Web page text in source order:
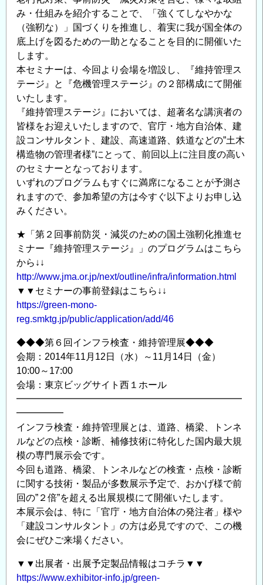
資
材
展
出
展
募
集
の
ご
案
内】
の
み・仕組みを紹介することで、「強くてしなやかな
（強靭な）」国づくりを推進し、着実に我が国全体の
底上げを図るための一助となることを目的に開催いた
します。
本セミナーは、今回より会場を増設し、『維持管理ス
テージ』と『危機管理ステージ』の２部構成にて開催
いたします。
『維持管理ステージ』においては、超著名な講演者の
皆様をお迎えいたしますので、官庁・地方自治体、建
設コンサルタント、建設、高速道路、鉄道などの”土木
構造物の管理者様”にとって、前回以上に注目度の高い
のセミナーとなっております。
いずれのプログラムもすぐに満席になることが予測さ
れますので、参加希望の方は今すぐ以下よりお申し込
みください。
★「第２回事前防災・減災のための国土強靭化推進セ
ミナー『維持管理ステージ』」のプログラムはこちら
から↓↓
http://www.jma.or.jp/next/outline/infra/information.html
▼▼セミナーの事前登録はこちら↓↓
https://green-mono-
reg.smktg.jp/public/application/add/46
◆◆◆第６回インフラ検査・維持管理展◆◆◆
会期：2014年11月12日（水）～11月14日（金）
10:00～17:00
会場：東京ビッグサイト西１ホール
━━━━━━━━━━━━━━━━━━━━━━━━
━━━━━
インフラ検査・維持管理展とは、道路、橋梁、トンネ
ルなどの点検・診断、補修技術に特化した国内最大規
模の専門展示会です。
今回も道路、橋梁、トンネルなどの検査・点検・診断
に関する技術・製品が多数展示予定で、おかげ様で前
回の”２倍”を超える出展規模にて開催いたします。
本展示会は、特に「官庁・地方自治体の発注者」様や
「建設コンサルタント」の方は必見ですので、この機
会にぜひご来場ください。
▼▼出展者・出展予定製品情報はコチラ▼▼
https://www.exhibitor-info.jp/green-